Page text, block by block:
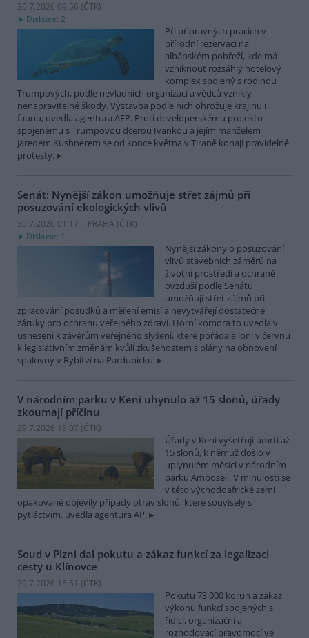
30.7.2026 09:56 (ČTK)
Diskuse: 2
Při přípravných pracích v
přírodní rezervaci na
albánském pobřeží, kde má
vzniknout rozsáhlý hotelový
komplex spojený s rodinou
Trumpových, podle nevládních organizací a vědců vznikly
nenapravitelné škody. Výstavba podle nich ohrožuje krajinu i
faunu, uvedla agentura AFP. Proti developerskému projektu
spojenému s Trumpovou dcerou Ivankou a jejím manželem
Jaredem Kushnerem se od konce května v Tiraně konají pravidelné
protesty.
Senát: Nynější zákon umožňuje střet zájmů při
posuzování ekologických vlivů
30.7.2026 01:17 | PRAHA (ČTK)
Diskuse: 1
Nynější zákony o posuzování
vlivů stavebních záměrů na
životní prostředí a ochraně
ovzduší podle Senátu
umožňují střet zájmů při
zpracování posudků a měření emisí a nevytvářejí dostatečné
záruky pro ochranu veřejného zdraví. Horní komora to uvedla v
usnesení k závěrům veřejného slyšení, které pořádala loni v červnu
k legislativním změnám kvůli zkušenostem s plány na obnovení
spalovny v Rybitví na Pardubicku.
V národním parku v Keni uhynulo až 15 slonů, úřady
zkoumají příčinu
29.7.2026 19:07 (ČTK)
Úřady v Keni vyšetřují úmrtí až
15 slonů, k němuž došlo v
uplynulém měsíci v národním
parku Amboseli. V minulosti se
v této východoafrické zemi
opakovaně objevily případy otrav slonů, které souvisely s
pytláctvím, uvedla agentura AP.
Soud v Plzni dal pokutu a zákaz funkcí za legalizaci
cesty u Klínovce
29.7.2026 15:51 (ČTK)
Pokutu 73 000 korun a zákaz
výkonu funkcí spojených s
řídící, organizační a
rozhodovací pravomocí ve